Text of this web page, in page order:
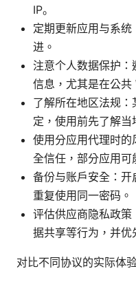
IP。
定期更新应用与系
进。
注意个人数据保护
信息，尤其是在公共
了解所在地区法规
定，使用前先了解当
使用分应用代理时
全信任，部分应用可
备份与账户安全：
重复使用同一密码。
评估供应商隐私政
据共享等行为，并优
对比不同协议的实际体